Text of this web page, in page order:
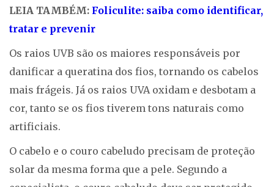
LEIA TAMBÉM: Foliculite: saiba como identificar,
tratar e prevenir
Os raios UVB são os maiores responsáveis por
danificar a queratina dos fios, tornando os cabelos
mais frágeis. Já os raios UVA oxidam e desbotam a
cor, tanto se os fios tiverem tons naturais como
artificiais.
O cabelo e o couro cabeludo precisam de proteção
solar da mesma forma que a pele. Segundo a